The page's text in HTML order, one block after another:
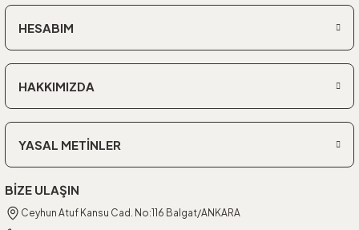
HESABIM
HAKKIMIZDA
YASAL METİNLER
BİZE ULAŞIN
Ceyhun Atuf Kansu Cad. No:116 Balgat/ANKARA